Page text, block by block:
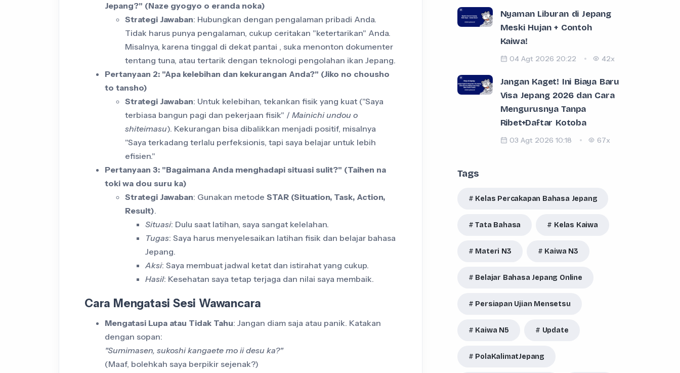
Jepang?" (Naze gyogyo o eranda noka)
Strategi Jawaban: Hubungkan dengan pengalaman pribadi Anda.
Tidak harus punya pengalaman, cukup ceritakan "ketertarikan" Anda.
Misalnya, karena tinggal di dekat pantai , suka menonton dokumenter
tentang tuna, atau tertarik dengan teknologi pengolahan ikan Jepang.
Pertanyaan 2: "Apa kelebihan dan kekurangan Anda?" (Jiko no chousho
to tansho)
Strategi Jawaban: Untuk kelebihan, tekankan fisik yang kuat ("Saya
terbiasa bangun pagi dan pekerjaan fisik" / Mainichi undou o
shiteimasu). Kekurangan bisa dibalikkan menjadi positif, misalnya
"Saya terkadang terlalu perfeksionis, tapi saya belajar untuk lebih
efisien."
Pertanyaan 3: "Bagaimana Anda menghadapi situasi sulit?" (Taihen na
toki wa dou suru ka)
Strategi Jawaban: Gunakan metode STAR (Situation, Task, Action,
Result).
Situasi: Dulu saat latihan, saya sangat kelelahan.
Tugas: Saya harus menyelesaikan latihan fisik dan belajar bahasa
Jepang.
Aksi: Saya membuat jadwal ketat dan istirahat yang cukup.
Hasil: Kesehatan saya tetap terjaga dan nilai saya membaik.
Cara Mengatasi Sesi Wawancara
Mengatasi Lupa atau Tidak Tahu: Jangan diam saja atau panik. Katakan
dengan sopan:
"Sumimasen, sukoshi kangaete mo ii desu ka?"
(Maaf, bolehkah saya berpikir sejenak?)
Nyaman Liburan di Jepang
Meski Hujan + Contoh
Kaiwa!
04 Agt 2026 20:22 42x
Jangan Kaget! Ini Biaya Baru
Visa Jepang 2026 dan Cara
Mengurusnya Tanpa
Ribet+Daftar Kotoba
03 Agt 2026 10:18 67x
Tags
Kelas Percakapan Bahasa Jepang
Tata Bahasa Kelas Kaiwa
Materi N3 Kaiwa N3
Belajar Bahasa Jepang Online
Persiapan Ujian Mensetsu
Kaiwa N5 Update
PolaKalimatJepang